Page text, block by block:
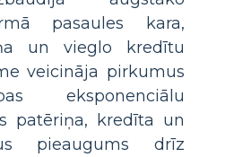
pasaules kara,
un vieglo kredītu
veicināja pirkumus
eksponenciālu
patēriņa, kredīta un
pieaugums drīz